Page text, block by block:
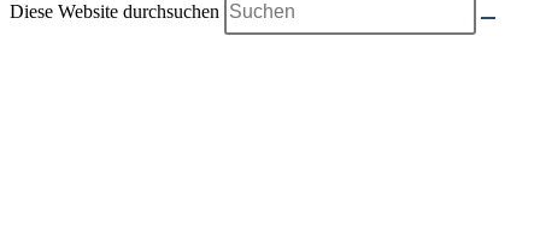
Diese Website durchsuchen